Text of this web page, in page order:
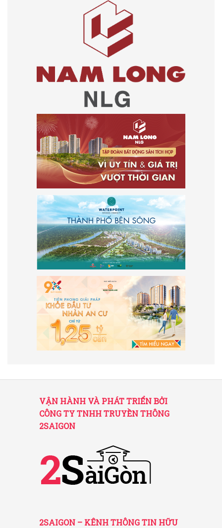
VẬN HÀNH VÀ PHÁT TRIỂN BỞI
CÔNG TY TNHH TRUYỀN THÔNG
2SAIGON
2SAIGON – KÊNH THÔNG TIN HỮU